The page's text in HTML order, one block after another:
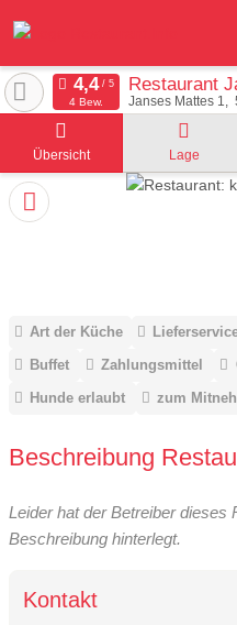
Restaurant
Janses Mattes 1
4 Bew.
Übersicht Lage
Art der Küche
Buffet
Zahlungsmittel
Hunde erlaubt
zum
Beschreibung
Leider hat der Betreiber dieses
Beschreibung hinterlegt.
Kontakt